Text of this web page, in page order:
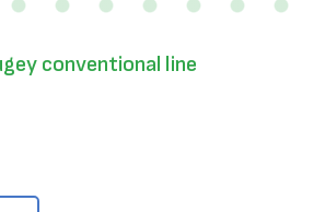
conventional line